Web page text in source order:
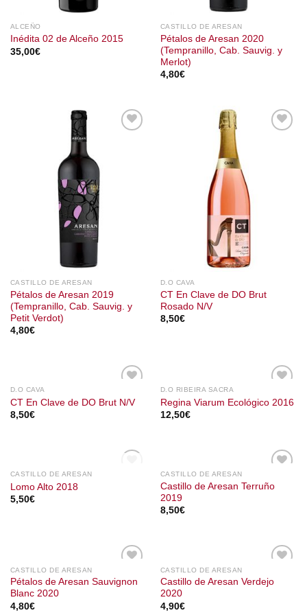
ALCEÑO
Inédita 02 de Alceño 2015
35,00€
CASTILLO DE ARESAN
Pétalos de Aresan 2020
(Tempranillo, Cab. Sauvig. y
Merlot)
4,80€
CASTILLO DE ARESAN
Pétalos de Aresan 2019
(Tempranillo, Cab. Sauvig. y
Petit Verdot)
4,80€
D.O CAVA
CT En Clave de DO Brut
Rosado N/V
8,50€
D.O CAVA
CT En Clave de DO Brut N/V
8,50€
D.O RIBEIRA SACRA
Regina Viarum Ecológico 2016
12,50€
SIN EXISTENCIAS
CASTILLO DE ARESAN
Lomo Alto 2018
5,50€
CASTILLO DE ARESAN
Castillo de Aresan Terruño
2019
8,50€
CASTILLO DE ARESAN
Pétalos de Aresan Sauvignon
Blanc 2020
4,80€
CASTILLO DE ARESAN
Castillo de Aresan Verdejo
2020
4,90€